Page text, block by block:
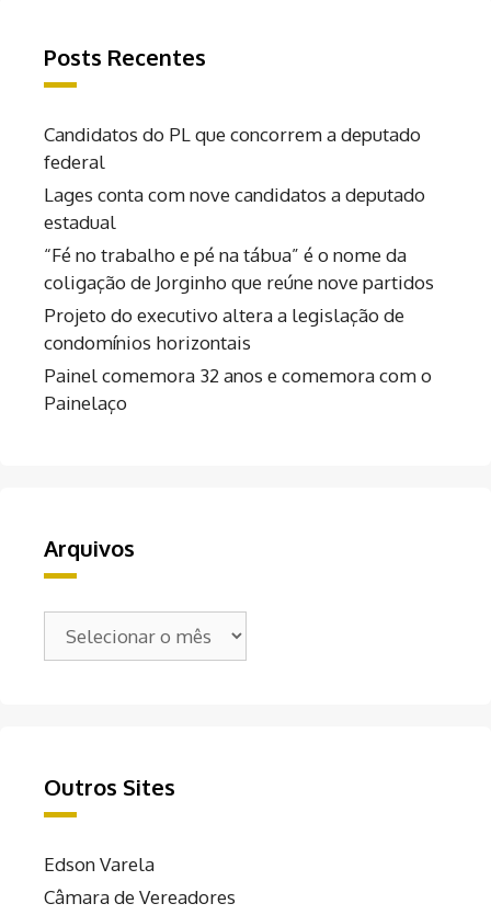
Posts Recentes
Candidatos do PL que concorrem a deputado
federal
Lages conta com nove candidatos a deputado
estadual
“Fé no trabalho e pé na tábua” é o nome da
coligação de Jorginho que reúne nove partidos
Projeto do executivo altera a legislação de
condomínios horizontais
Painel comemora 32 anos e comemora com o
Painelaço
Arquivos
Arquivos
Outros Sites
Edson Varela
Câmara de Vereadores